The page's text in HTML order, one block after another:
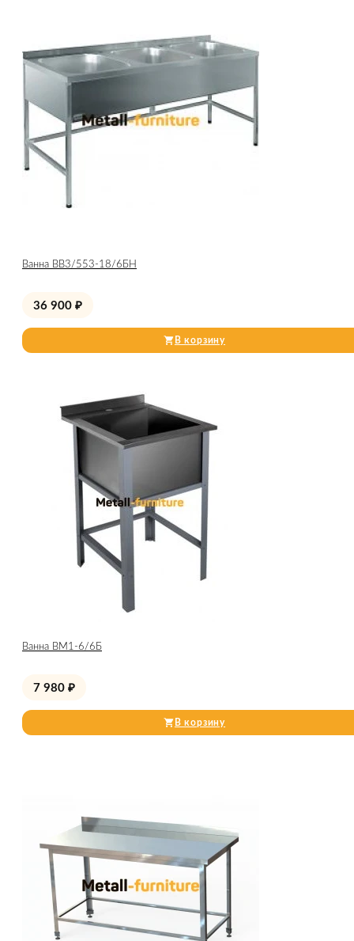
Ванна ВВ3/553-18/6БН
36 900 ₽
В корзину
Ванна ВМ1-6/6Б
7 980 ₽
В корзину